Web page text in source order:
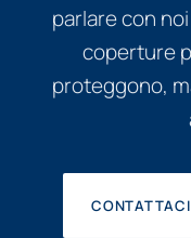
parlare con
coperture
proteggono,
CONTATTACI